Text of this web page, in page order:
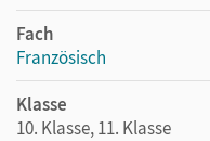
Fach
Französisch
Klasse
10. Klasse, 11. Klasse